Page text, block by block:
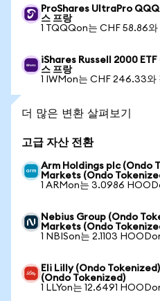
ProShares UltraPro
스 프랑
1 TQQQon는 CHF 58.86와
iShares Russell 2000
스 프랑
1 IWMon는 CHF 246.33와
더 많은 변환 살펴보기
고급 자산 전환
Arm Holdings plc (Ondo
Markets (Ondo
1 ARMon는 3.0986
Nebius Group (Ondo
Markets (Ondo
1 NBISon는 2.1103
Eli Lilly (Ondo
(Ondo Tokenized)
1 LLYon는 12.6491